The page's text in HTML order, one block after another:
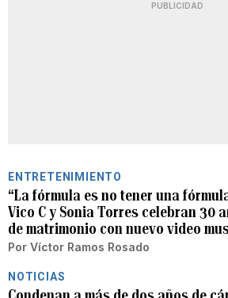
PUBLICIDAD
ENTRETENIMIENTO
“La fórmula es no tener una
Vico C y Sonia Torres celebran 30
de matrimonio con nuevo video
Por Víctor Ramos Rosado
NOTICIAS